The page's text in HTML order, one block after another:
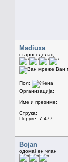
Madiuxa
староседелац
Ван
Пол:
Организација:
Име и презиме:
Струка:
Поруке: 7.477
Bojan
одомаћен члан